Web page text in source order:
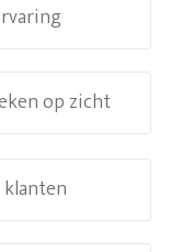
op zicht